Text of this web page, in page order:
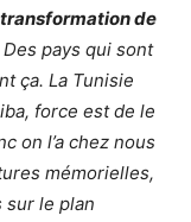
transformation de
pays qui sont
ça. La Tunisie
force est de le
on l’a chez nous
mémorielles,
sur le plan